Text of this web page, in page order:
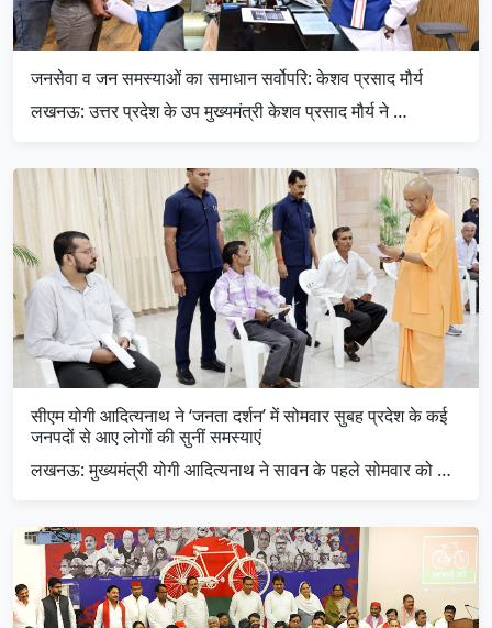
जनसेवा व जन समस्याओं का समाधान सर्वोपरि: केशव प्रसाद मौर्य
लखनऊ: उत्तर प्रदेश के उप मुख्यमंत्री केशव प्रसाद मौर्य ने …
सीएम योगी आदित्यनाथ ने ‘जनता दर्शन’ में सोमवार सुबह प्रदेश के कई
जनपदों से आए लोगों की सुनीं समस्याएं
लखनऊ: मुख्यमंत्री योगी आदित्यनाथ ने सावन के पहले सोमवार को …